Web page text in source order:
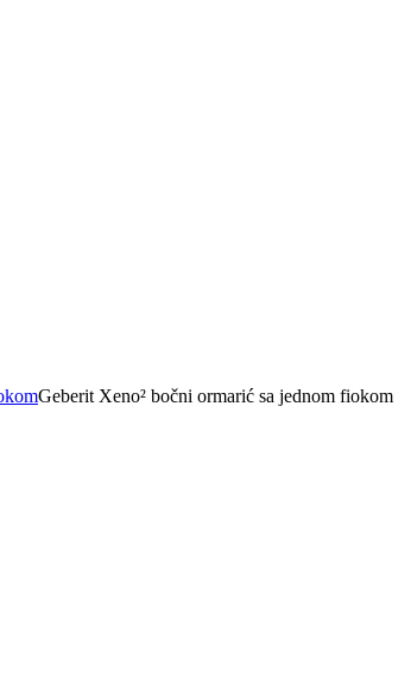
Geberit Xeno² bočni ormarić sa jednom fiokom